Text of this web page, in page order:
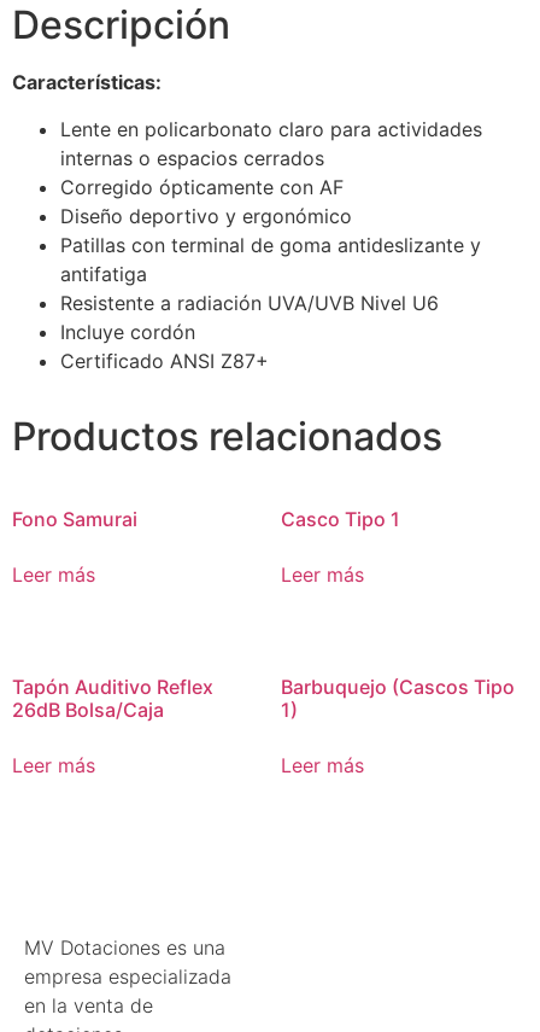
Descripción
Características:
Lente en policarbonato claro para actividades
internas o espacios cerrados
Corregido ópticamente con AF
Diseño deportivo y ergonómico
Patillas con terminal de goma antideslizante y
antifatiga
Resistente a radiación UVA/UVB Nivel U6
Incluye cordón
Certificado ANSI Z87+
Productos relacionados
Fono Samurai
Leer más
Casco Tipo 1
Leer más
Tapón Auditivo Reflex
26dB Bolsa/Caja
Leer más
Barbuquejo (Cascos Tipo
1)
Leer más
MV Dotaciones es una
empresa especializada
en la venta de